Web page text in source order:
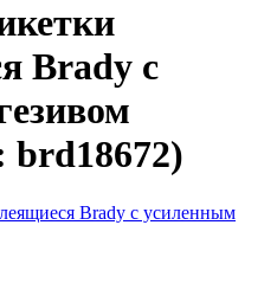
Brady с
brd18672)